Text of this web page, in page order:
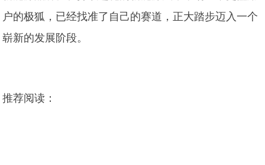
户的极狐，已经找准了自己的赛道，正大踏步迈入一个
崭新的发展阶段。
推荐阅读：